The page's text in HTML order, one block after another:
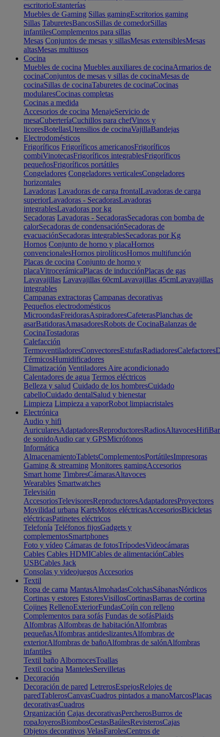
escritorioEstanterías
Muebles de Gaming Sillas gamingEscritorios gaming
Sillas TaburetesBancosSillas de comedorSillas
infantilesComplementos para sillas
Mesas Conjuntos de mesas y sillasMesas extensiblesMesas
altasMesas multiusos
Cocina
Muebles de cocina Muebles auxiliares de cocinaArmarios de
cocinaConjuntos de mesas y sillas de cocinaMesas de
cocinaSillas de cocinaTaburetes de cocinaCocinas
modularesCocinas completas
Cocinas a medida
Accesorios de cocina MenajeServicio de
mesaCuberteríaCuchillos para chefVinos y
licoresBotellasUtensilios de cocinaVajillaBandejas
Electrodomésticos
Frigoríficos Frigoríficos americanosFrigoríficos
combiVinotecasFrigoríficos integrablesFrigoríficos
pequeñosFrigoríficos portátiles
Congeladores Congeladores verticalesCongeladores
horizontales
Lavadoras Lavadoras de carga frontalLavadoras de carga
superiorLavadoras - SecadorasLavadoras
integrablesLavadoras por kg
Secadoras Lavadoras - SecadorasSecadoras con bomba de
calorSecadoras de condensaciónSecadoras de
evacuaciónSecadoras integrablesSecadoras por Kg
Hornos Conjunto de horno y placaHornos
convencionalesHornos pirolíticosHornos multifunción
Placas de cocina Conjunto de horno y
placaVitrocerámicaPlacas de inducciónPlacas de gas
Lavavajillas Lavavajillas 60cmLavavajillas 45cmLavavajillas
integrables
Campanas extractoras Campanas decorativas
Pequeños electrodomésticos
MicroondasFreidorasAspiradoresCafeterasPlanchas de
asarBatidorasAmasadoresRobots de CocinaBalanzas de
CocinaTostadoras
Calefacción
TermoventiladoresConvectoresEstufasRadiadoresCalefactores
TérmicosHumidificadores
Climatización Ventiladores Aire acondicionado
Calentadores de agua Termos eléctricos
Belleza y salud Cuidado de los hombresCuidado
cabelloCuidado dentalSalud y bienestar
Limpieza Limpieza a vaporRobot limpiacristales
Electrónica
Audio y hifi
AuricularesAdaptadoresReproductoresRadiosAltavocesHifi
de sonidoAudio car y GPSMicrófonos
Informática
AlmacenamientoTabletsComplementosPortátilesImpresoras
Gaming & streaming Monitores gamingAccesorios
Smart home TimbresCámarasAltavoces
Wearables Smartwatches
Televisión
AccesoriosTelevisoresReproductoresAdaptadoresProyectores
Movilidad urbana KartsMotos eléctricasAccesoriosBicicletas
eléctricasPatinetes eléctricos
Telefonía Teléfonos fijosGadgets y
complementosSmartphones
Foto y vídeo Cámaras de fotosTrípodesVideocámaras
Cables Cables HDMICables de alimentaciónCables
USBCables Jack
Consolas y videojuegos Accesorios
Textil
Ropa de cama MantasAlmohadasColchasSábanasNórdicos
Cortinas y estores EstoresVisillosCortinasBarras de cortina
Cojines RellenoExteriorFundasCojín con relleno
Complementos para sofás Fundas de sofásPlaids
Alfombras Alfombras de habitaciónAlfombras
pequeñasAlfombras antideslizantesAlfombras de
exteriorAlfombras de bañoAlfombras de salónAlfombras
infantiles
Textil baño AlbornocesToallas
Textil cocina MantelesServilletas
Decoración
Decoración de pared LetrerosEspejosRelojes de
paredTablerosCanvasCuadros pintados a manoMarcosPlacas
decorativasCuadros
Organización Cajas decorativasPercherosBurros de
ropaJoyerosBiombosCestasBaúlesRevisterosCajas
Objetos decorativos VelasFarolesCentros de